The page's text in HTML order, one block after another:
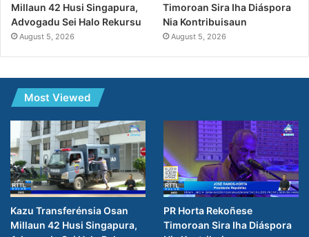
Millaun 42 Husi Singapura,
Advogadu Sei Halo Rekursu
August 5, 2026
Timoroan Sira Iha Diáspora
Nia Kontribuisaun
August 5, 2026
Most Viewed
Kazu Transferénsia Osan
Millaun 42 Husi Singapura,
PR Horta Rekoñese
Timoroan Sira Iha Diáspora